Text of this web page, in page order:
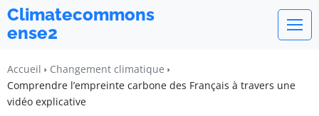
Climatecommons
ense2
Accueil
Changement climatique
Comprendre l’empreinte carbone des Français à travers une
vidéo explicative